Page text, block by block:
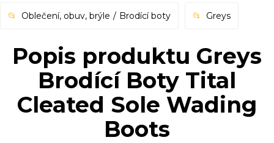
Oblečení, obuv, brýle Brodící boty Greys
Popis produktu Greys
Brodící Boty Tital
Cleated Sole Wading
Boots